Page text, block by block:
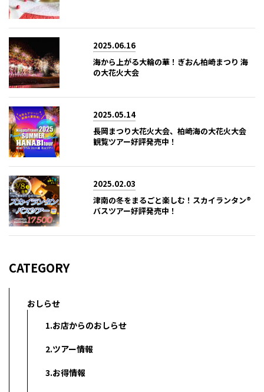
2025.06.16
海から上がる大輪の華！ぎおん柏崎まつり 海
の大花火大会
2025.05.14
長岡まつり大花火大会、柏崎海の大花火大会
観覧ツアー好評発売中！
2025.02.03
津南の冬をまるごと楽しむ！スカイランタン®
バスツアー好評発売中！
CATEGORY
おしらせ
1.お店からのおしらせ
2.ツアー情報
3.お得情報